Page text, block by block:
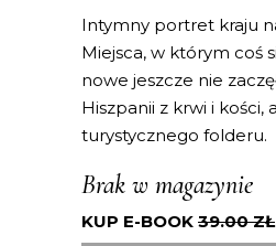
Intymny portret kraju
Miejsca, w którym coś
nowe jeszcze nie
Hiszpanii z krwi i kości,
turystycznego folderu.
Brak w magazynie
KUP E-BOOK 39.00ZŁ